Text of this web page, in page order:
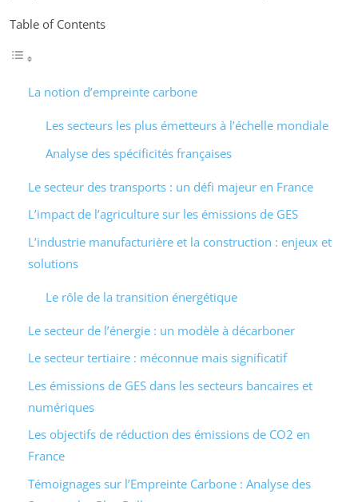
Table of Contents
La notion d’empreinte carbone
Les secteurs les plus émetteurs à l’échelle mondiale
Analyse des spécificités françaises
Le secteur des transports : un défi majeur en France
L’impact de l’agriculture sur les émissions de GES
L’industrie manufacturière et la construction : enjeux et
solutions
Le rôle de la transition énergétique
Le secteur de l’énergie : un modèle à décarboner
Le secteur tertiaire : méconnue mais significatif
Les émissions de GES dans les secteurs bancaires et
numériques
Les objectifs de réduction des émissions de CO2 en
France
Témoignages sur l’Empreinte Carbone : Analyse des